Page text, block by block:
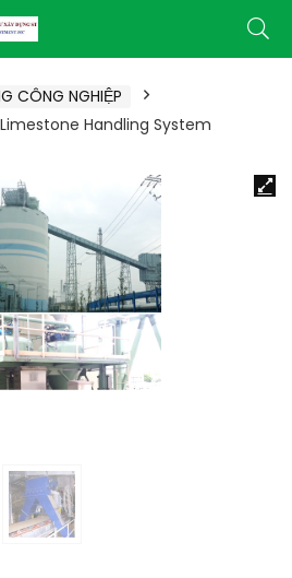
CÔNG NGHIỆP
Limestone Handling System